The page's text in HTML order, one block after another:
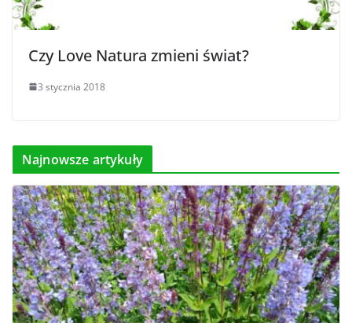
Czy Love Natura zmieni świat?
3 stycznia 2018
Najnowsze artykuły